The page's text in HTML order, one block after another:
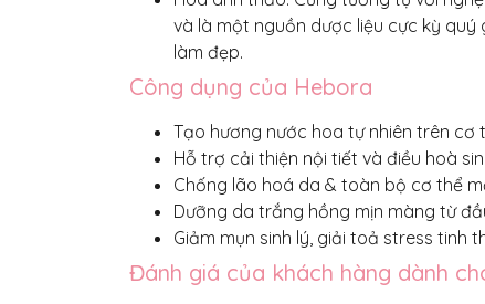
và là một nguồn dược liệu cực kỳ
làm đẹp.
Công dụng của Hebora
Tạo hương nước hoa tự nhiên trên cơ
Hỗ trợ cải thiện nội tiết và điều hoà
Chống lão hoá da & toàn bộ cơ thể
Dưỡng da trắng hồng mịn màng từ
Giảm mụn sinh lý, giải toả stress tinh
Đánh giá của khách hàng dành